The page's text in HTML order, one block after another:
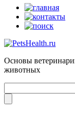
Основы
животных